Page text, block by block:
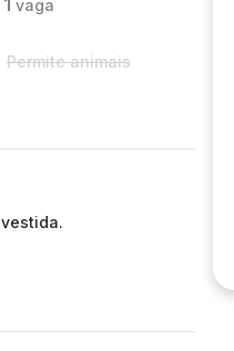
1 vaga
Permite animais